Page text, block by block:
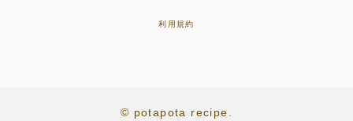
利用規約
© potapota recipe.